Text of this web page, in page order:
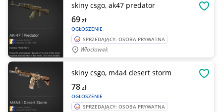
skiny csgo, ak47 predator
OGŁOSZENIE
69zł
SPRZEDAJĄCY: OSOBA PRYWATNA
Włocławek
skiny csgo, m4a4 desert storm
OGŁOSZENIE
78zł
SPRZEDAJĄCY: OSOBA PRYWATNA